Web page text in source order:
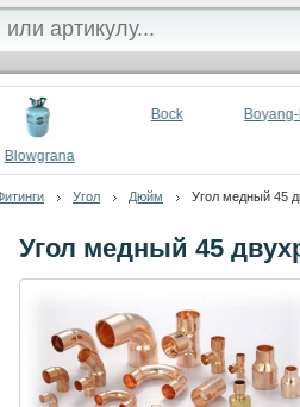
Blowgrana
Bock
Угол Дюйм Угол медный 45
Угол медный 45